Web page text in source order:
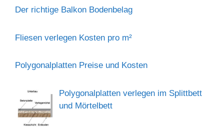
Der richtige Balkon Bodenbelag
Fliesen verlegen Kosten pro m²
Polygonalplatten Preise und Kosten
Polygonalplatten verlegen im Splittbett
und Mörtelbett